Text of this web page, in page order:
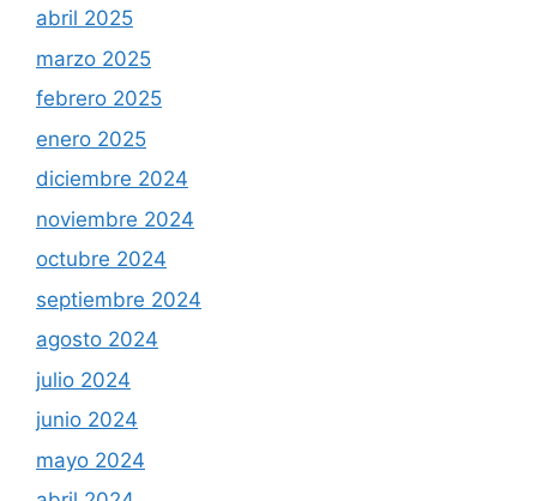
abril 2025
marzo 2025
febrero 2025
enero 2025
diciembre 2024
noviembre 2024
octubre 2024
septiembre 2024
agosto 2024
julio 2024
junio 2024
mayo 2024